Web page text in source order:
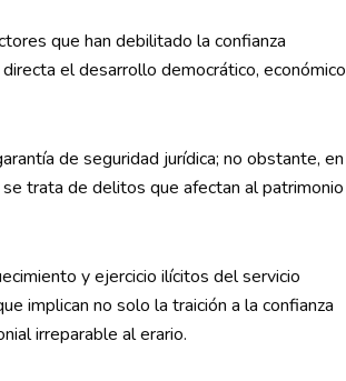
que han debilitado la confianza
el desarrollo democrático, económico
de seguridad jurídica; no obstante, en
trata de delitos que afectan al patrimonio
y ejercicio ilícitos del servicio
implican no solo la traición a la confianza
irreparable al erario.